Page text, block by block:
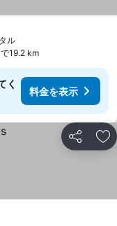
ル
19.2 km
く
料金を表示
シェア お